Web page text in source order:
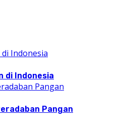
di Indonesia
Pangan